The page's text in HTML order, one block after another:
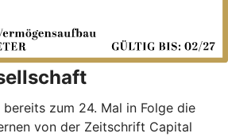
zum 24. Mal in Folge die
von der Zeitschrift Capital